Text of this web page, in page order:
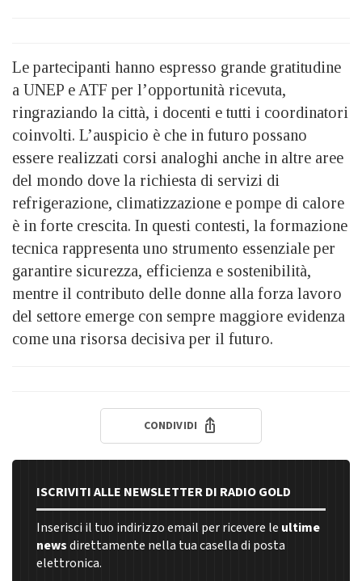
Le partecipanti hanno espresso grande gratitudine
a UNEP e ATF per l’opportunità ricevuta,
ringraziando la città, i docenti e tutti i coordinatori
coinvolti. L’auspicio è che in futuro possano
essere realizzati corsi analoghi anche in altre aree
del mondo dove la richiesta di servizi di
refrigerazione, climatizzazione e pompe di calore
è in forte crescita. In questi contesti, la formazione
tecnica rappresenta uno strumento essenziale per
garantire sicurezza, efficienza e sostenibilità,
mentre il contributo delle donne alla forza lavoro
del settore emerge con sempre maggiore evidenza
come una risorsa decisiva per il futuro.
CONDIVIDI
ISCRIVITI ALLE NEWSLETTER DI RADIO GOLD
Inserisci il tuo indirizzo email per ricevere le ultime
newsdirettamente nella tua casella di posta
elettronica.